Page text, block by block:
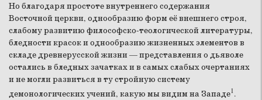
Но благодаря простоте внутреннего содержания
Восточной церкви, однообразию форм её внешнего строя,
слабому развитию философско-теологической литературы,
бледности красок и однообразию жизненных элементов в
складе древнерусской жизни — представления о дьяволе
остались в бледных зачатках и в самых слабых очертаниях
и не могли развиться в ту стройную систему
демонологических учений, какую мы видим на Западе1.